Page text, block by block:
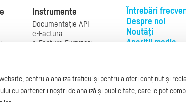
Instrumente
Documentație API
e-Factura
e-Factura Furnizori
Integrare Stripe
Integrare
Întrebări
Despre noi
Noutăți
Apariții media
L-V: 09:00 - 17:00
0368 409 233
pentru a analiza traficul și pentru a oferi conținut și
cu partenerii noștri de analiză și publicitate, care le pot